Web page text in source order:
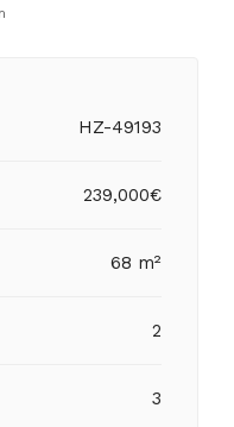
HZ-49193
239,000€
68 m²
2
3